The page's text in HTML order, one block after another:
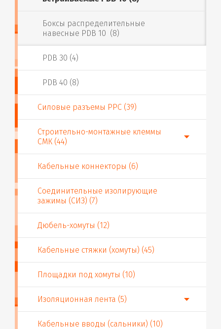
Боксы распределительные
навесные PDB 10 (8)
PDB 30 (4)
PDB 40 (8)
Силовые разъемы PPC (39)
Строительно-монтажные клеммы
СМК (44)
Кабельные коннекторы (6)
Соединительные изолирующие
зажимы (СИЗ) (7)
Дюбель-хомуты (12)
Кабельные стяжки (хомуты) (45)
Площадки под хомуты (10)
Изоляционная лента (5)
Кабельные вводы (сальники) (10)